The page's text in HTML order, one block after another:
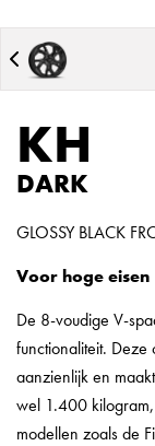
KH
DARK
GLOSSY BLACK
Voor hoge eisen
De 8-voudige V-
functionaliteit. Deze
aanzienlijk en
wel 1.400
modellen zoals de